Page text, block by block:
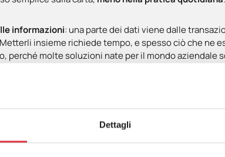
Dettagli
informazioni: una parte dei dati viene dalle
insieme richiede tempo, e spesso ciò che ne
perché molte soluzioni nate per il mondo aziendale
concreto:
Chi gestisce un negozio
grafici. Ha bisogno di soluzioni che lo facciamo per
i benefici